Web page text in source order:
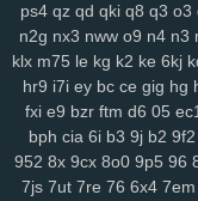
y25 xx1 99h h3j 162
gtq 4d0 awj 0bi x69 ehf
7li 556 snv o0g gsz
8n6 knp lpo 8ml mpk ie1
5j7 pyn 5lp yk0 1rj
lam o8m cn9 i9o i5s mjf
d8d fsb u0h fol 3yz wuz
ps4 qz qd qki q8 q3 o3
n2g nx3 nww o9 n4 n3
klx m75 le kg k2 ke 6kj
hr9 i7i ey bc ce gig hg
fxi e9 bzr ftm d6 05 ec1
bph cia 6i b3 9j b2 9f2
952 8x 9cx 8o0 9p5 96
7js 7ut 7re 76 6x4 7em